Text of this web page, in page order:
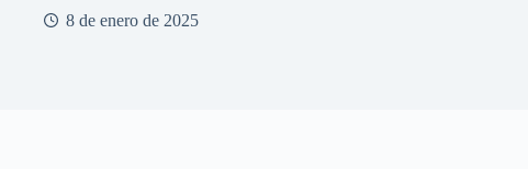
8 de enero de 2025